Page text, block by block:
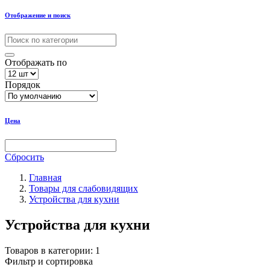
Отображение и поиск
Отображать по
Порядок
Цена
Сбросить
Главная
Товары для слабовидящих
Устройства для кухни
Устройства для кухни
Товаров в категории: 1
Фильтр и сортировка